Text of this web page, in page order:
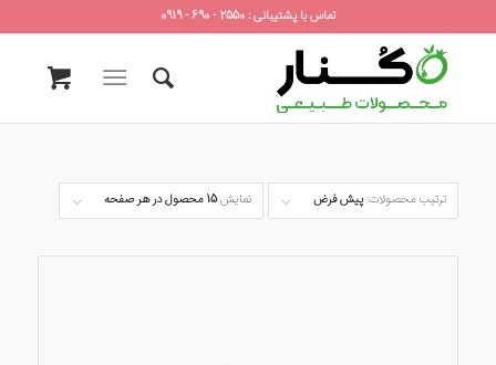
تماس با پشتیبانی : 2550 - 690 - 0919
ترتیب محصولات:پیش فرض نمایش15 محصول در هر صفحه